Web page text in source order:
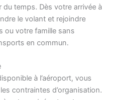
temps. Dès votre arrivée à
le volant et rejoindre
ou votre famille sans
en commun.
à l’aéroport, vous
contraintes d’organisation.